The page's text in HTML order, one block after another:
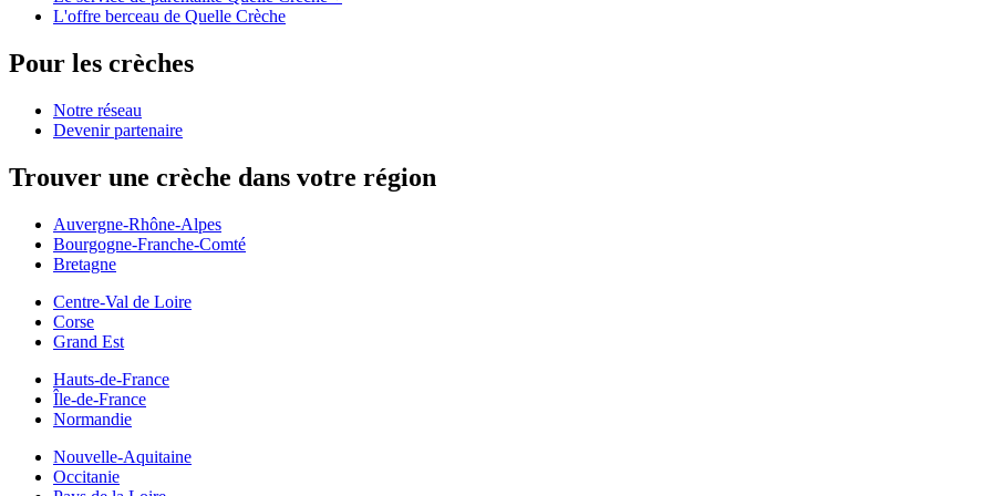
L'offre berceau de Quelle Crèche
Pour les crèches
Notre réseau
Devenir partenaire
Trouver une crèche dans votre région
Auvergne-Rhône-Alpes
Bourgogne-Franche-Comté
Bretagne
Centre-Val de Loire
Corse
Grand Est
Hauts-de-France
Île-de-France
Normandie
Nouvelle-Aquitaine
Occitanie